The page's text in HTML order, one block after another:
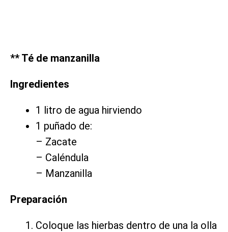
** Té de manzanilla
Ingredientes
1 litro de agua hirviendo
1 puñado de:
– Zacate
– Caléndula
– Manzanilla
Preparación
Coloque las hierbas dentro de una la olla